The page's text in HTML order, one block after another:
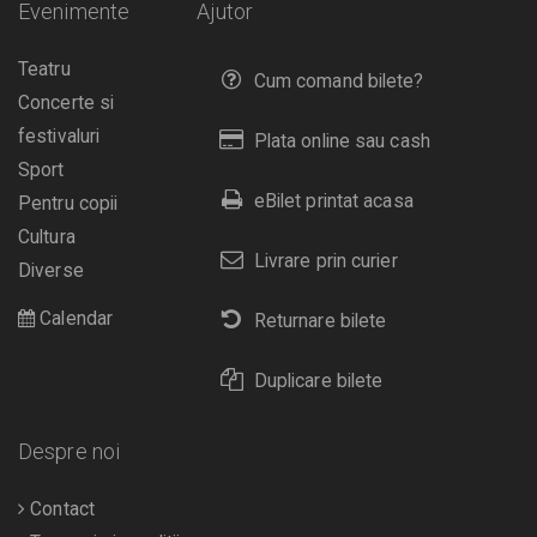
Ajutor
Cum comand bilete?
Plata online sau cash
eBilet printat acasa
Livrare prin curier
Returnare bilete
Duplicare bilete
Evenimente
Teatru
Concerte si
festivaluri
Sport
Pentru copii
Cultura
Diverse
Calendar
Despre noi
Contact